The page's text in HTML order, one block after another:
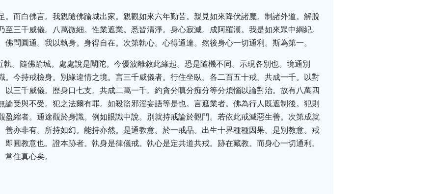
。而白佛言。我親隨佛踰城出家。親觀如來六年勤苦。親見如來降伏諸魔。制諸外道。解脫
至三千威儀。八萬微細。性業遮業。悉皆清淨。身心寂滅。成阿羅漢。我是如來眾中綱紀。
佛問圓通。我以執身。身得自在。次第執心。心得通達。然後身心一切通利。斯為第一。
。隨佛踰城。處處說是闡陀。今優波離敘此緣起。恐是隨機不同。示現各別也。境通別
。今持戒檢身。別緣違情之境。言三千威儀者。行住坐臥。各二百五十戒。共成一千。以對
以三千威儀。歷身口七支。共成二萬一千。約貪分嗔分痴分等分煩惱以論對治。故有八萬四
論受與不受。犯之法爾有罪。如殺盜邪淫妄語等是也。言遮業者。佛為行人既遮制後。犯則
盈縮者。通途觀於身識。例如眼識中說。別就持戒論於觀門。若依此戒滅惡生善。次第成就
善亦非有。所持如幻。能持亦然。是通教意。於一戒品。出生十界種種因果。是別教意。戒
即圓教意也。證本跡者。執身是律儀戒。執心是定共道共戒。跡在藏教。而身心一切通利。
常住真心矣。